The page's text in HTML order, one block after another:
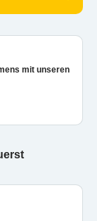
mit unseren